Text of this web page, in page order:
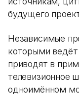
будущего
Независимые
которыми
приводят в
телевизионное
одноимённом